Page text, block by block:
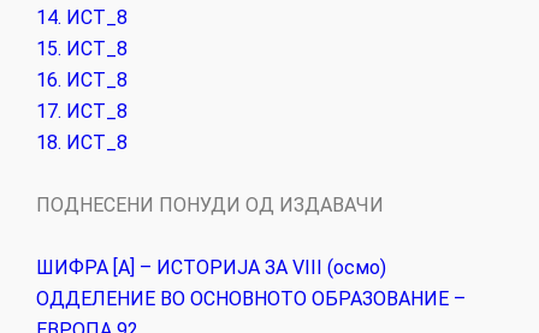
14. ИСТ_8
15. ИСТ_8
16. ИСТ_8
17. ИСТ_8
18. ИСТ_8
ПОДНЕСЕНИ ПОНУДИ ОД ИЗДАВАЧИ
ШИФРА [А] – ИСТОРИЈА ЗА VIII (осмо)
ОДДЕЛЕНИЕ ВО ОСНОВНОТО ОБРАЗОВАНИЕ –